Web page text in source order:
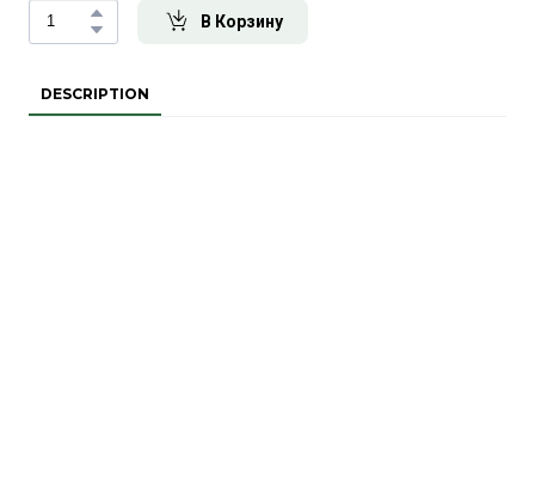
В Корзину
DESCRIPTION